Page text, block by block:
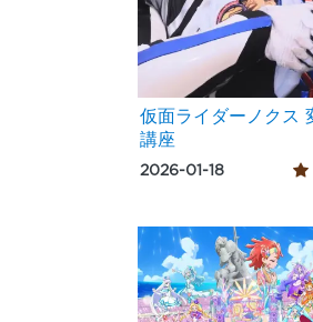
仮面ライダーノクス
講座
2026-01-18